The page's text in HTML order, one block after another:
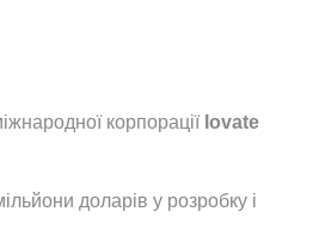
корпорації Iovate
доларів у розробку і